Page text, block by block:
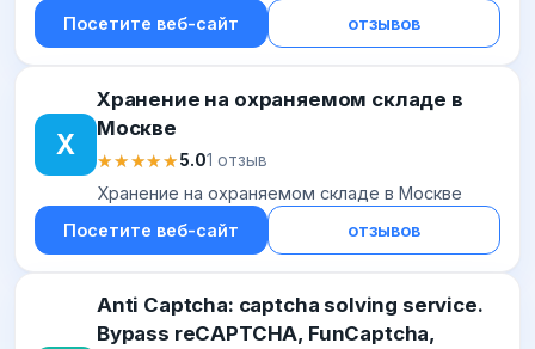
businesses or transactions, all while managing
cases and deterring fraud ✔️ Highe...
Посетите веб-сайт отзывов
Х
Хранение на охраняемом складе в
Москве
★★★★★
★★★★★5.01 отзыв
Хранение на охраняемом складе в Москве
Посетите веб-сайт
отзывов
Anti Captcha: captcha solving service.
Bypass reCAPTCHA, FunCaptcha,